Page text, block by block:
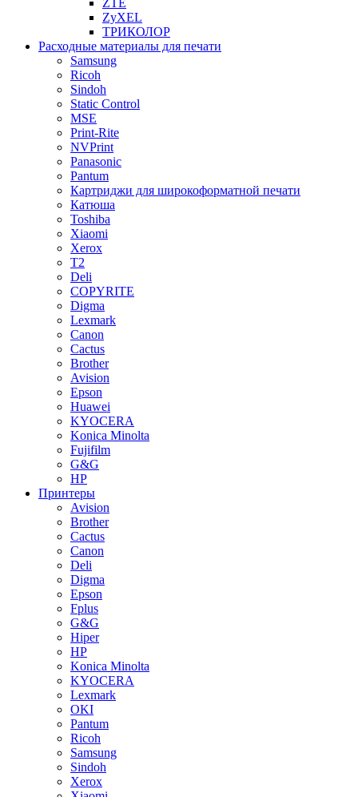
ZTE
ZyXEL
ТРИКОЛОР
Расходные материалы для печати
Samsung
Ricoh
Sindoh
Static Control
MSE
Print-Rite
NVPrint
Panasonic
Pantum
Картриджи для широкоформатной печати
Катюша
Toshiba
Xiaomi
Xerox
T2
Deli
COPYRITE
Digma
Lexmark
Canon
Cactus
Brother
Avision
Epson
Huawei
KYOCERA
Konica Minolta
Fujifilm
G&G
HP
Принтеры
Avision
Brother
Cactus
Canon
Deli
Digma
Epson
Fplus
G&G
Hiper
HP
Konica Minolta
KYOCERA
Lexmark
OKI
Pantum
Ricoh
Samsung
Sindoh
Xerox